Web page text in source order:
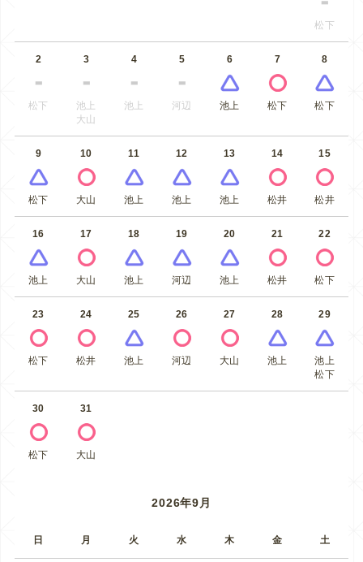
松下
2
松下
3
池上
大山
4
池上
5
河辺
6
池上
7
松下
8
松下
9
松下
10
大山
11
池上
12
池上
13
池上
14
松井
15
松井
16
池上
17
大山
18
池上
19
河辺
20
池上
21
松井
22
松下
23
松下
24
松井
25
池上
26
河辺
27
大山
28
池上
29
池上
松下
30
松下
31
大山
2026年9月
日 月 火 水 木 金 土